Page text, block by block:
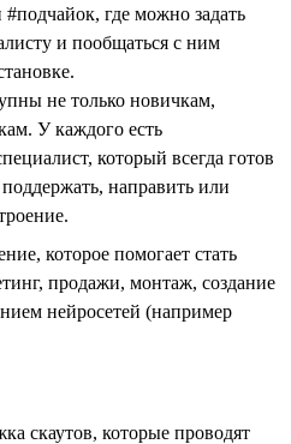
где можно задать
и пообщаться с ним
не только новичкам,
У каждого есть
который всегда готов
направить или
которое помогает стать
продажи, монтаж, создание
нейросетей (например
скаутов, которые проводят